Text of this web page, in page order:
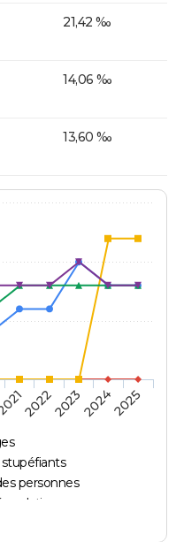
21,42 ‰
14,06 ‰
13,60 ‰
personnes
2022202320242025